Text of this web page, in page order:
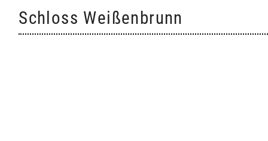
content
Schloss Weißenbrunn